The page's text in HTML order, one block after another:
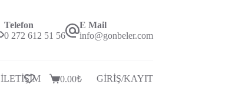
Telefon
0 272 612 51 56
E Mail
info@gonbeler.com
İLETİŞİM
Alışveriş
0.00₺ GİRİŞ/KAYIT